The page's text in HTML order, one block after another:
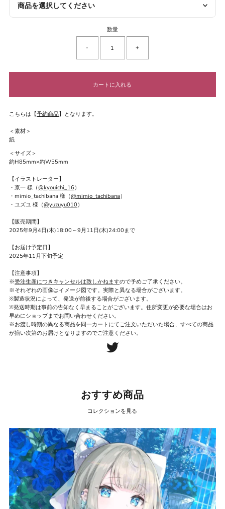
商品を選択してください
数量
- +
こちらは【予約商品】となります。
＜素材＞
紙
＜サイズ＞
約H85mm×約W55mm
【イラストレーター】
・京一 様（@kyouichi_16 ）
・mimio_tachibana 様（@mimio_tachibana）
・ユズユ 様（@yuzuyu010 ）
【販売期間】
2025年9月4日(木)18:00～9月11日(木)24:00まで
【お届け予定日】
2025年11月下旬予定
【注意事項】
※受注生産につきキャンセルは致しかねますので予めご了承ください。
※それぞれの画像はイメージ図です。実際と異なる場合がございます。
※製造状況によって、発送が前後する場合がございます。
※発送時期は事前の告知なく早まることがございます。住所変更が必要な場合はお
早めにショップまでお問い合わせください。
※お渡し時期の異なる商品を同一カートにてご注文いただいた場合、すべての商品
が揃い次第のお届けとなりますのでご注意ください。
おすすめ商品
コレクションを見る